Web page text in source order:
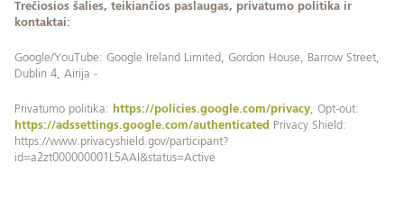
Trečiosios šalies, teikiančios paslaugas, privatumo politika ir
kontaktai:
Google/YouTube: Google Ireland Limited, Gordon House, Barrow Street,
Dublin 4, Airija -
Privatumo politika: https://policies.google.com/privacy , Opt-out:
https://adssettings.google.com/authenticated
Privacy Shield:
https://www.privacyshield.gov/participant?
id=a2zt000000001L5AAI&status=Active